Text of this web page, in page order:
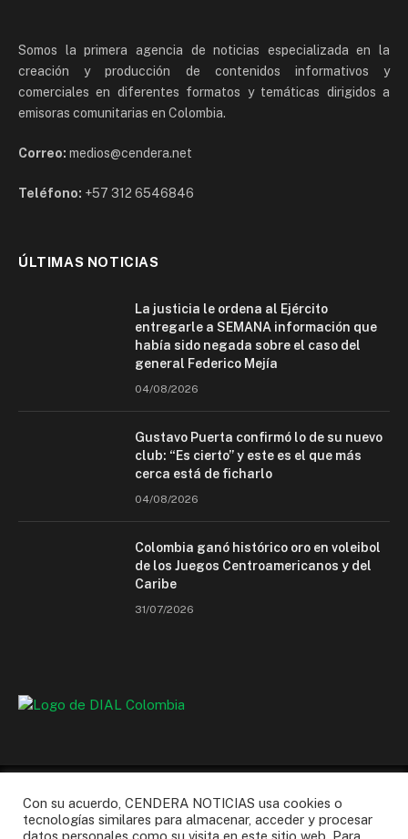
Somos la primera agencia de noticias especializada en la
creación y producción de contenidos informativos y
comerciales en diferentes formatos y temáticas dirigidos a
emisoras comunitarias en Colombia.
Correo: medios@cendera.net
Teléfono: +57 312 6546846
ÚLTIMAS NOTICIAS
La justicia le ordena al Ejército
entregarle a SEMANA información que
había sido negada sobre el caso del
general Federico Mejía
04/08/2026
Gustavo Puerta confirmó lo de su nuevo
club: “Es cierto” y este es el que más
cerca está de ficharlo
04/08/2026
Colombia ganó histórico oro en voleibol
de los Juegos Centroamericanos y del
Caribe
31/07/2026
Con su acuerdo, CENDERA NOTICIAS usa cookies o
tecnologías similares para almacenar, acceder y procesar
datos personales como su visita en este sitio web. Para